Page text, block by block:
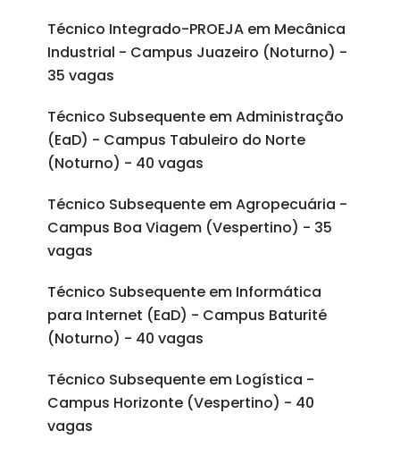
Técnico Integrado-PROEJA em Mecânica
Industrial - Campus Juazeiro (Noturno) -
35 vagas
Técnico Subsequente em Administração
(EaD) - Campus Tabuleiro do Norte
(Noturno) - 40 vagas
Técnico Subsequente em Agropecuária -
Campus Boa Viagem (Vespertino) - 35
vagas
Técnico Subsequente em Informática
para Internet (EaD) - Campus Baturité
(Noturno) - 40 vagas
Técnico Subsequente em Logística -
Campus Horizonte (Vespertino) - 40
vagas